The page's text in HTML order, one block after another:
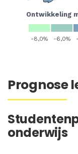
Prognose
onderwijs